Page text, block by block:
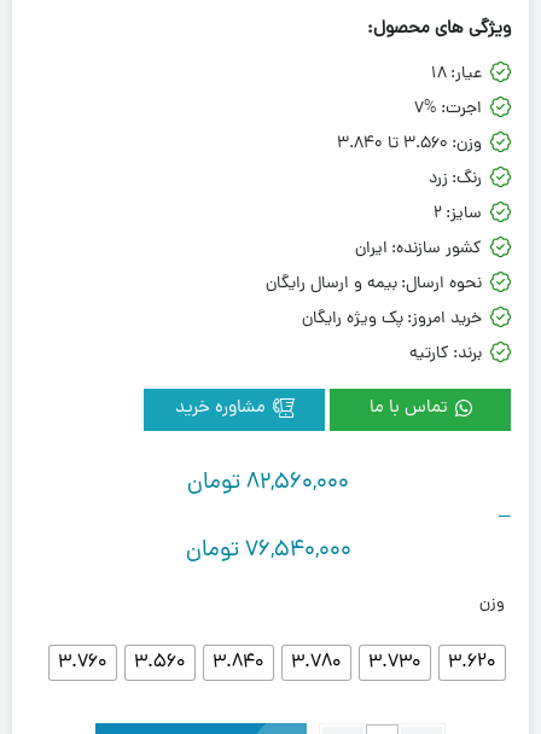
ویژگی های محصول:
عیار:18
اجرت: 7%
وزن: 3.560 تا 3.840
رنگ: زرد
سایز:2
کشور سازنده: ایران
نحوه ارسال:بیمه و ارسال رایگان
خرید امروز:پک ویژه رایگان
برند: کارتیه
تماس با ما
82,560,000تومان
–
76,540,000تومان
وزن
3.620
3.730
3.780
3.840
3.560
3.760